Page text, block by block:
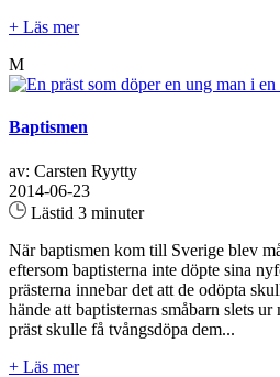
+ Läs mer
M
Baptismen
av: Carsten Ryytty
2014-06-23
Lästid 3 minuter
När baptismen kom till Sverige blev
eftersom baptisterna inte döpte sina
prästerna innebar det att de odöpta
hände att baptisternas småbarn slets
präst skulle få tvångsdöpa dem...
+ Läs mer